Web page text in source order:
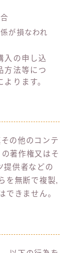
が損なわれ
入の申し込
方法等につ
ります。
の他のコンテ
著作権又はそ
提供者などの
を無断で複製,
できません。